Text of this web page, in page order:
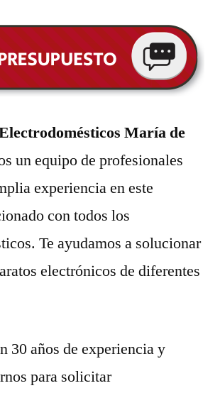
María de
un equipo de profesionales
experiencia en este
con todos los
Te ayudamos a solucionar
electrónicos de diferentes
30 años de experiencia y
para solicitar